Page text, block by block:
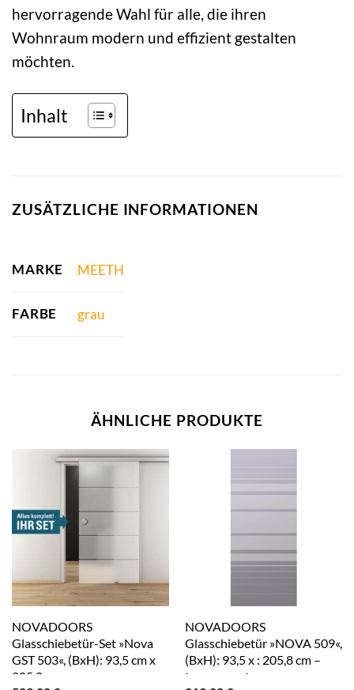
hervorragende Wahl für alle, die ihren
Wohnraum modern und effizient gestalten
möchten.
Inhalt
ZUSÄTZLICHE INFORMATIONEN
MARKE MEETH
FARBE grau
ÄHNLICHE PRODUKTE
NOVADOORS
Glasschiebetür-Set »Nova
GST 503«, (BxH): 93,5 cm x
205,8 cm – gruen
NOVADOORS
Glasschiebetür »NOVA 509«,
(BxH): 93,5 x : 205,8 cm –
transparent